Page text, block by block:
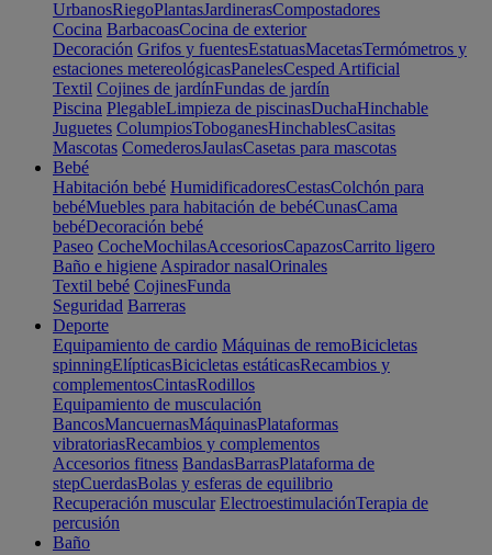
UrbanosRiegoPlantasJardinerasCompostadores
Cocina BarbacoasCocina de exterior
Decoración Grifos y fuentesEstatuasMacetasTermómetros y
estaciones metereológicasPanelesCesped Artificial
Textil Cojines de jardínFundas de jardín
Piscina PlegableLimpieza de piscinasDuchaHinchable
Juguetes ColumpiosToboganesHinchablesCasitas
Mascotas ComederosJaulasCasetas para mascotas
Bebé
Habitación bebé HumidificadoresCestasColchón para
bebéMuebles para habitación de bebéCunasCama
bebéDecoración bebé
Paseo CocheMochilasAccesoriosCapazosCarrito ligero
Baño e higiene Aspirador nasalOrinales
Textil bebé CojinesFunda
Seguridad Barreras
Deporte
Equipamiento de cardio Máquinas de remoBicicletas
spinningElípticasBicicletas estáticasRecambios y
complementosCintasRodillos
Equipamiento de musculación
BancosMancuernasMáquinasPlataformas
vibratoriasRecambios y complementos
Accesorios fitness BandasBarrasPlataforma de
stepCuerdasBolas y esferas de equilibrio
Recuperación muscular ElectroestimulaciónTerapia de
percusión
Baño